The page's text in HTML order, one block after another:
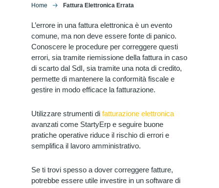
Home Fattura Elettronica Errata
L’errore in una fattura elettronica è un evento
comune, ma non deve essere fonte di panico.
Conoscere le procedure per correggere questi
errori, sia tramite riemissione della fattura in caso
di scarto dal SdI, sia tramite una nota di credito,
permette di mantenere la conformità fiscale e
gestire in modo efficace la fatturazione.
Utilizzare strumenti difatturazione elettronica
avanzati come StartyErp e seguire buone
pratiche operative riduce il rischio di errori e
semplifica il lavoro amministrativo.
Se ti trovi spesso a dover correggere fatture,
potrebbe essere utile investire in un software di